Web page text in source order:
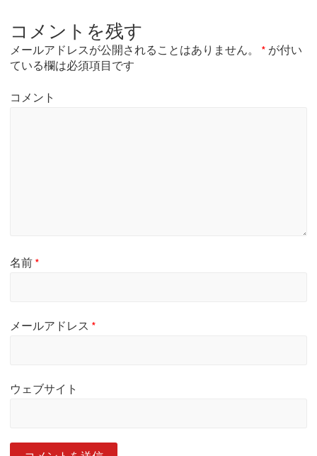
p
o
s
p
t
コメントを残す
メールアドレスが公開されることはありません。 * が付い
ている欄は必須項目です
コメント
名前 *
メールアドレス *
ウェブサイト